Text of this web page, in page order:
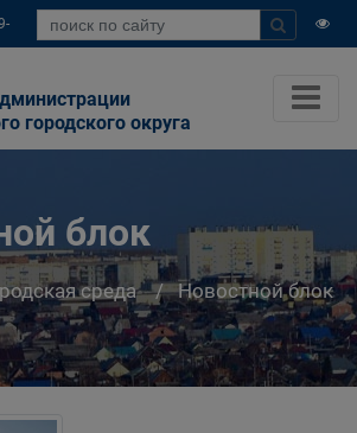
городского округа
блок
среда Новостной блок